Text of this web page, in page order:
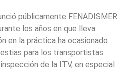
públicamente FENADISMER
los años en que lleva
en la práctica ha ocasionado
para los transportistas
de la ITV, en especial